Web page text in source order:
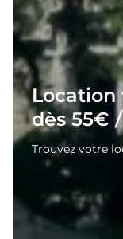
Location
dès 55€
Trouvez votre